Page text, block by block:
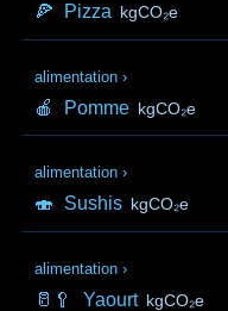
🍕 Pizza kgCO₂e
alimentation ›
🍎 Pomme kgCO₂e
alimentation ›
🍣 Sushis kgCO₂e
alimentation ›
🥛🥄 Yaourt kgCO₂e